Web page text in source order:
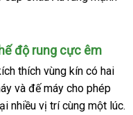
độ rung cực êm
thích vùng kín có hai
hàng
Hiệu
và đế máy cho phép
nhiều vị trí cùng một lúc.